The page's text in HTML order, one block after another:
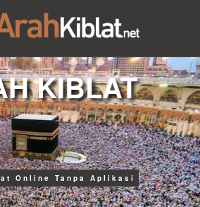
KIBLAT
Online Tanpa Aplikasi